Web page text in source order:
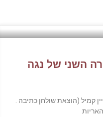
השני של נגה
קמיל (הוצאת שולחן כתיבה .